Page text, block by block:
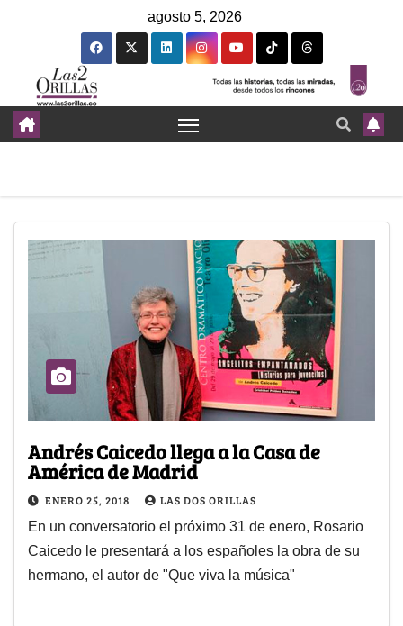
agosto 5, 2026
Andrés Caicedo llega a la Casa de
América de Madrid
ENERO 25, 2018 LAS DOS ORILLAS
En un conversatorio el próximo 31 de enero, Rosario
Caicedo le presentará a los españoles la obra de su
hermano, el autor de "Que viva la música"